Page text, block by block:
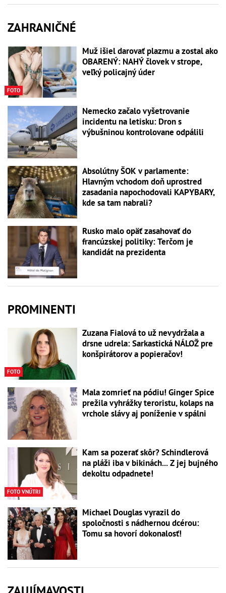
ZAHRANIČNÉ
FOTO
Muž išiel darovať plazmu a zostal ako
OBARENÝ: NAHÝ človek v strope,
veľký policajný úder
Nemecko začalo vyšetrovanie
incidentu na letisku: Dron s
výbušninou kontrolovane odpálili
Absolútny ŠOK v parlamente:
Hlavným vchodom doň uprostred
zasadania napochodovali KAPYBARY,
kde sa tam nabrali?
Rusko malo opäť zasahovať do
francúzskej politiky: Terčom je
kandidát na prezidenta
PROMINENTI
FOTO
Zuzana Fialová to už nevydržala a
drsne udrela: Sarkastická NÁLOŽ pre
konšpirátorov a popieračov!
Mala zomrieť na pódiu! Ginger Spice
prežila vyhrážky teroristu, kolaps na
vrchole slávy aj poníženie v spálni
FOTO VNÚTRI
Kam sa pozerať skôr? Schindlerová
na pláži iba v bikinách... Z jej bujného
dekoltu odpadnete!
Michael Douglas vyrazil do
spoločnosti s nádhernou dcérou:
Tomu sa hovorí dokonalosť!